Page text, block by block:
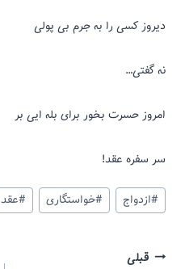
دیروز کسی را به جرم بی پولی
نه گفتی…
امروز حسرت بخور برای بله ایی بر
سر سفره عقد!
#ازدواج #خواستگاری #عقد
قبلی